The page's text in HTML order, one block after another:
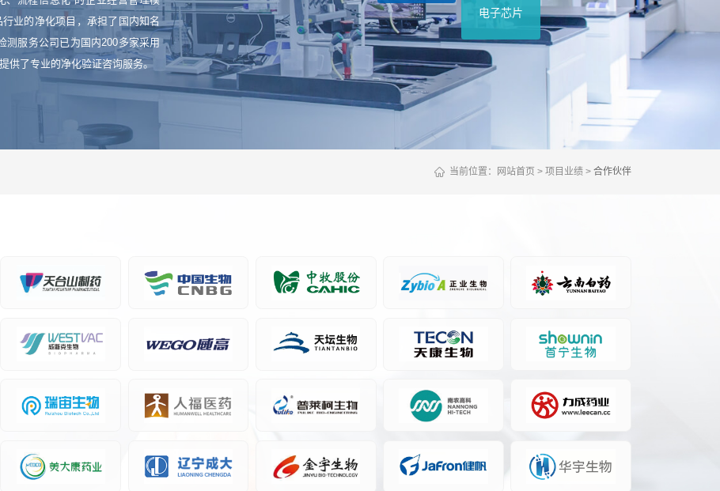
业的净化项目，承担了国内知名
测服务公司已为国内200多家采用
供了专业的净化验证咨询服务。
电子芯片
当前位置： 网站首页 项目业绩 合作伙伴